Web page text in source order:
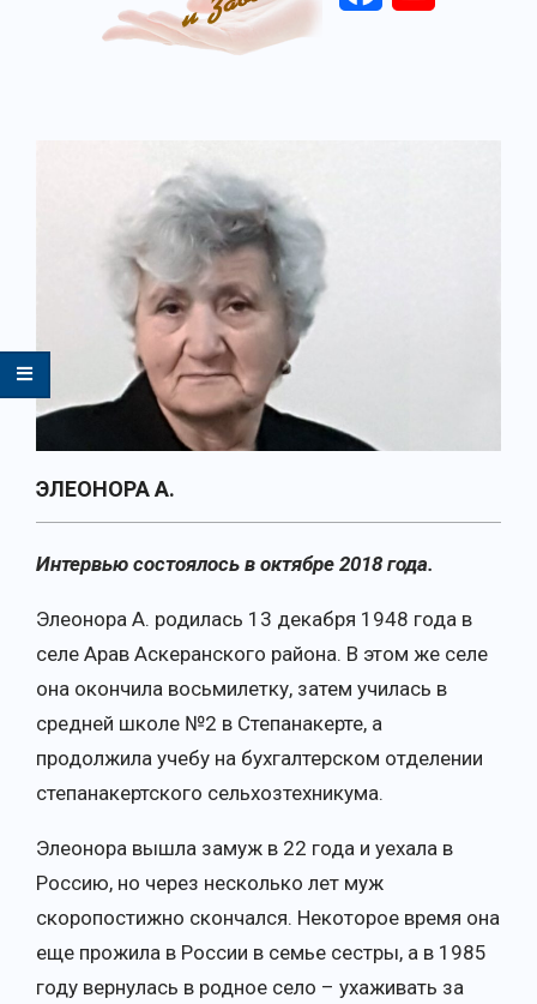
ЭЛЕОНОРА А.
Интервью состоялось в октябре 2018 года.
Элеонора А. родилась 13 декабря 1948 года в
селе Арав Аскеранского района. В этом же селе
она окончила восьмилетку, затем училась в
средней школе №2 в Степанакерте, а
продолжила учебу на бухгалтерском отделении
степанакертского сельхозтехникума.
Элеонора вышла замуж в 22 года и уехала в
Россию, но через несколько лет муж
скоропостижно скончался. Некоторое время она
еще прожила в России в семье сестры, а в 1985
году вернулась в родное село – ухаживать за